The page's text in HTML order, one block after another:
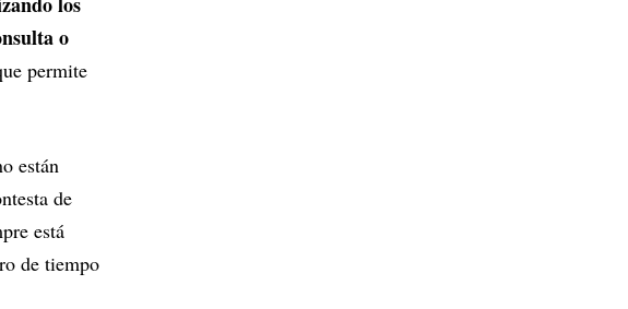
o
permite
están
de
está
de tiempo